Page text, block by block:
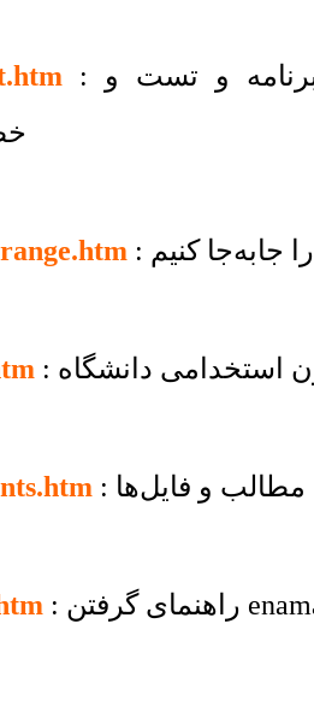
: راهنمای روش های ارسال ایمیل توسط برنامه و تست و
جابه‌جا کنیم
استخدامی دانشگاه
مطالب و فایل‌ها